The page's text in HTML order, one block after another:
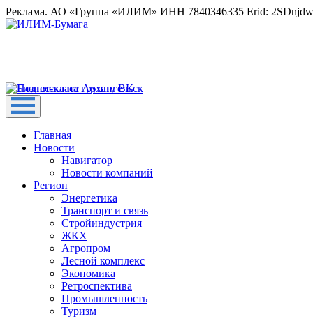
Реклама. АО «Группа «ИЛИМ» ИНН 7840346335 Erid:
Главная
Новости
Навигатор
Новости компаний
Регион
Энергетика
Транспорт и связь
Стройиндустрия
ЖКХ
Агропром
Лесной комплекс
Экономика
Ретроспектива
Промышленность
Туризм